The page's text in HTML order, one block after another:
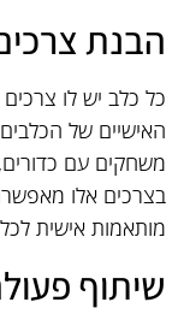
הבנת
כל כלב יש לו
האישיים של
משחקים עם
בצרכים אלו
מותאמות אישית
שיתוף